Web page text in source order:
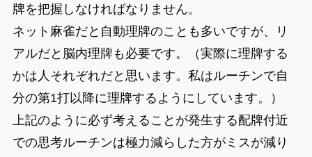
牌を把握しなければなりません。
ネット麻雀だと自動理牌のことも多いですが、リ
アルだと脳内理牌も必要です。（実際に理牌する
かは人それぞれだと思います。私はルーチンで自
分の第1打以降に理牌するようにしています。）
上記のように必ず考えることが発生する配牌付近
での思考ルーチンは極力減らした方がミスが減り